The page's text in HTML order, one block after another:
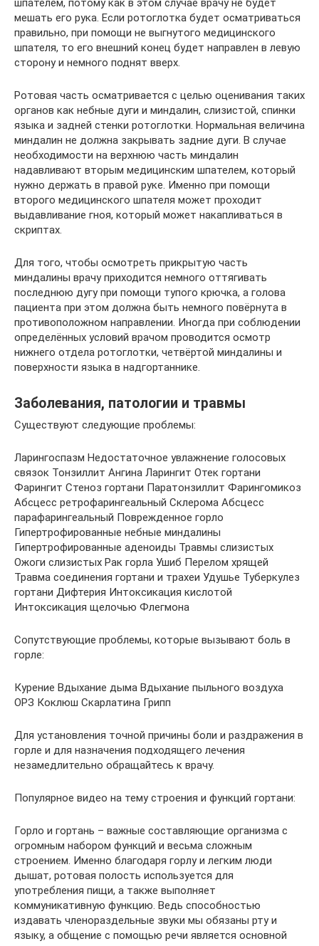
шпателем, потому как в этом случае врачу не будет
мешать его рука. Если ротоглотка будет осматриваться
правильно, при помощи не выгнутого медицинского
шпателя, то его внешний конец будет направлен в левую
сторону и немного поднят вверх.
Ротовая часть осматривается с целью оценивания таких
органов как небные дуги и миндалин, слизистой, спинки
языка и задней стенки ротоглотки. Нормальная величина
миндалин не должна закрывать задние дуги. В случае
необходимости на верхнюю часть миндалин
надавливают вторым медицинским шпателем, который
нужно держать в правой руке. Именно при помощи
второго медицинского шпателя может проходит
выдавливание гноя, который может накапливаться в
скриптах.
Для того, чтобы осмотреть прикрытую часть
миндалины врачу приходится немного оттягивать
последнюю дугу при помощи тупого крючка, а голова
пациента при этом должна быть немного повёрнута в
противоположном направлении. Иногда при соблюдении
определённых условий врачом проводится осмотр
нижнего отдела ротоглотки, четвёртой миндалины и
поверхности языка в надгортаннике.
Заболевания, патологии и травмы
Существуют следующие проблемы:
Ларингоспазм Недостаточное увлажнение голосовых
связок Тонзиллит Ангина Ларингит Отек гортани
Фарингит Стеноз гортани Паратонзиллит Фарингомикоз
Абсцесс ретрофарингеальный Склерома Абсцесс
парафарингеальный Поврежденное горло
Гипертрофированные небные миндалины
Гипертрофированные аденоиды Травмы слизистых
Ожоги слизистых Рак горла Ушиб Перелом хрящей
Травма соединения гортани и трахеи Удушье Туберкулез
гортани Дифтерия Интоксикация кислотой
Интоксикация щелочью Флегмона
Сопутствующие проблемы, которые вызывают боль в
горле:
Курение Вдыхание дыма Вдыхание пыльного воздуха
ОРЗ Коклюш Скарлатина Грипп
Для установления точной причины боли и раздражения в
горле и для назначения подходящего лечения
незамедлительно обращайтесь к врачу.
Популярное видео на тему строения и функций гортани:
Горло и гортань – важные составляющие организма с
огромным набором функций и весьма сложным
строением. Именно благодаря горлу и легким люди
дышат, ротовая полость используется для
употребления пищи, а также выполняет
коммуникативную функцию. Ведь способностью
издавать членораздельные звуки мы обязаны рту и
языку, а общение с помощью речи является основной